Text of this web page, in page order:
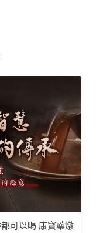
可以喝 康寶藥燉